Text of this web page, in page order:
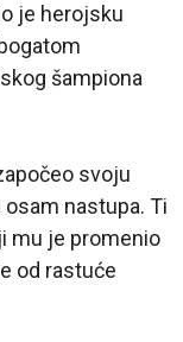
je herojsku
šampiona
svoju
nastupa. Ti
mu je promenio
od rastuće